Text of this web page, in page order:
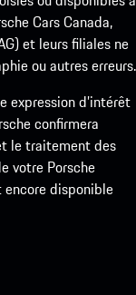
Cars Canada,
et leurs filiales ne
ou autres erreurs.
expression d’intérêt
confirmera
le traitement des
votre Porsche
encore disponible